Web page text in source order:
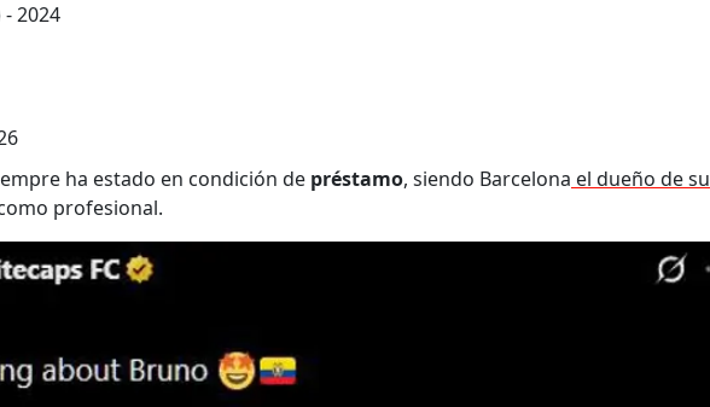
2024
ha estado en condición de préstamo, siendo Barcelona el dueño de su
profesional.